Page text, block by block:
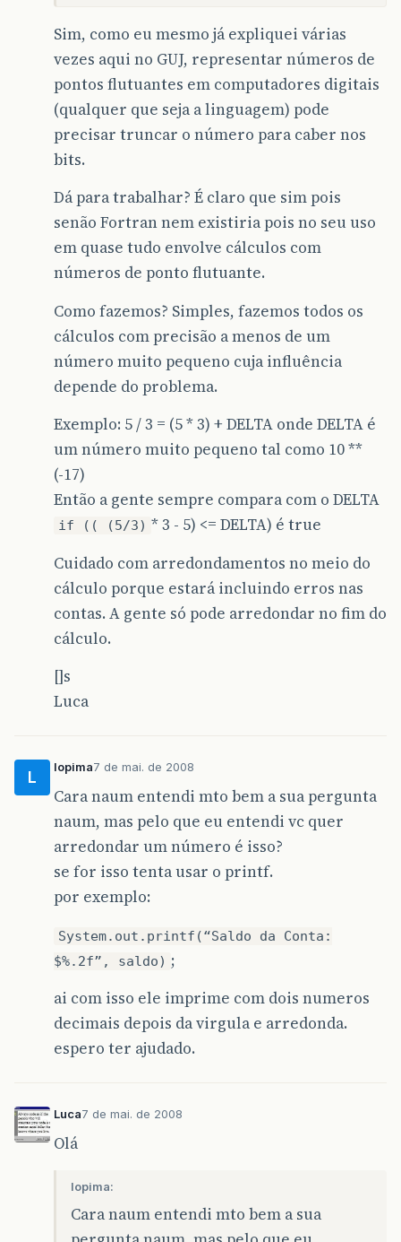
Sim, como eu mesmo já expliquei várias
vezes aqui no GUJ, representar números de
pontos flutuantes em computadores digitais
(qualquer que seja a linguagem) pode
precisar truncar o número para caber nos
bits.
Dá para trabalhar? É claro que sim pois
senão Fortran nem existiria pois no seu uso
em quase tudo envolve cálculos com
números de ponto flutuante.
Como fazemos? Simples, fazemos todos os
cálculos com precisão a menos de um
número muito pequeno cuja influência
depende do problema.
Exemplo: 5 / 3 = (5 * 3) + DELTA onde DELTA é
um número muito pequeno tal como 10 **
(-17)
Então a gente sempre compara com o DELTA
if (( (5/3) * 3 - 5) <= DELTA) é true
Cuidado com arredondamentos no meio do
cálculo porque estará incluindo erros nas
contas. A gente só pode arredondar no fim do
cálculo.
[]s
Luca
L
lopima7 de mai. de 2008
Cara naum entendi mto bem a sua pergunta
naum, mas pelo que eu entendi vc quer
arredondar um número é isso?
se for isso tenta usar o printf.
por exemplo:
System.out.printf(“Saldo da Conta:
$%.2f”, saldo) ;
ai com isso ele imprime com dois numeros
decimais depois da virgula e arredonda.
espero ter ajudado.
Luca7 de mai. de 2008
Olá
lopima:
Cara naum entendi mto bem a sua